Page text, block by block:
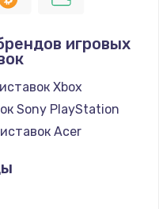
модуля
игровых
Xbox
Sony PlayStation
Acer